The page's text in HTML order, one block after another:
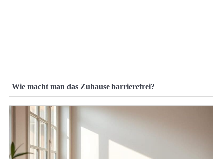
Wie macht man das Zuhause barrierefrei?